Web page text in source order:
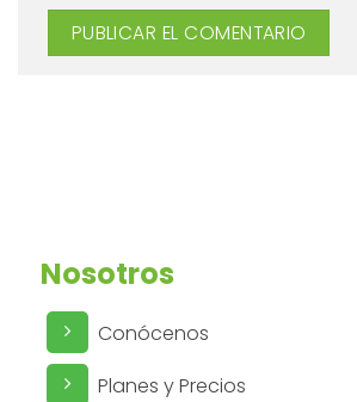
Nosotros
Conócenos
Planes y Precios